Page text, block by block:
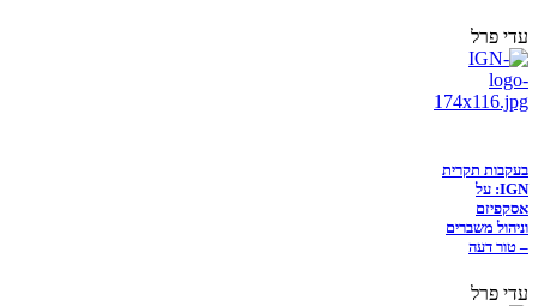
עדי פרל
בעקבות תקרית
IGN: על
אסקפיזם
וניהול משברים
– טור דעה
עדי פרל